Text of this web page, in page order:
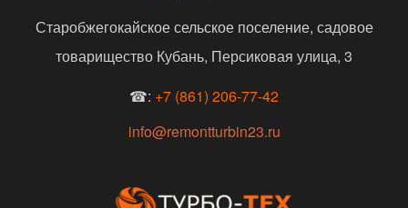
Старобжегокайское сельское поселение, садовое
товарищество Кубань, Персиковая улица, 3
☎: +7 (861) 206-77-42
info@remontturbin23.ru